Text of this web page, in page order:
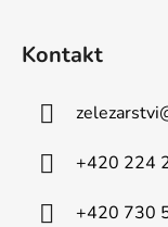
Kontakt
zelezarstvi
+420 224
+420 730